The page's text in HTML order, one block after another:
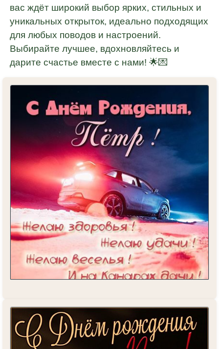
вас ждёт широкий выбор ярких, стильных и
уникальных открыток, идеально подходящих
для любых поводов и настроений.
Выбирайте лучшее, вдохновляйтесь и
дарите счастье вместе с нами! 🌟💌